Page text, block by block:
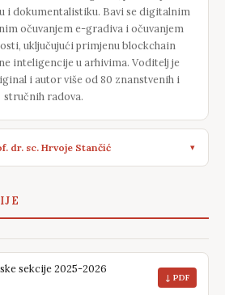
i dokumentalistiku. Bavi se digitalnim
očuvanjem e-gradiva i očuvanjem
uključujući primjenu blockchain
inteligencije u arhivima. Voditelj je
i autor više od 80 znanstvenih i
stručnih radova.
dr. sc. Hrvoje Stančić ▾
izboru i prodekan za poslovanje
problematici suvremene arhivistike.
na problematiku digitalnoga gradiva
sekcije 2025-2026
↓ PDF